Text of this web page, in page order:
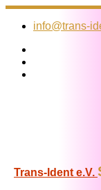
Zum
Inhalt
info@trans-
Trans-Ident e.V.